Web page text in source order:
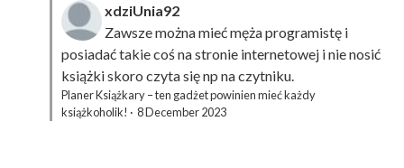
xdziUnia92
Zawsze można mieć męża programistę i
posiadać takie coś na stronie internetowej i nie nosić
książki skoro czyta się np na czytniku.
Planer Książkary – ten gadżet powinien mieć każdy
książkoholik! · 8 December 2023